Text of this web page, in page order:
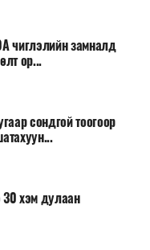
чиглэлийн замналд
ор...
сондгой тоогоор
30 хэм дулаан